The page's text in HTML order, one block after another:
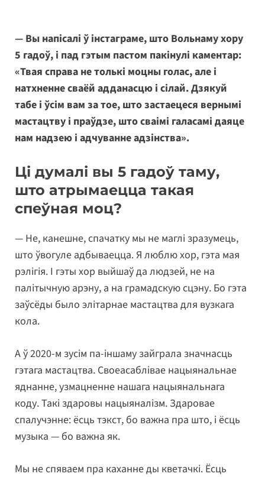
— Вы напісалі ў інстаграме, што Вольнаму хору
5 гадоў, і пад гэтым пастом пакінулі каментар:
«Твая справа не толькі моцны голас, але і
натхненне сваёй адданасцю і сілай. Дзякуй
табе і ўсім вам за тое, што застаецеся вернымі
мастацтву і праўдзе, што сваімі галасамі даяце
нам надзею і адчуванне адзінства».
Ці думалі вы 5 гадоў таму,
што атрымаецца такая
спеўная моц?
— Не, канешне, спачатку мы не маглі зразумець,
што ўвогуле адбываецца. Я люблю хор, гэта мая
рэлігія. І гэты хор выйшаў да людзей, не на
палітычную арэну, а на грамадскую сцэну. Бо гэта
заўсёды было элітарнае мастацтва для вузкага
кола.
А ў 2020-м зусім па-іншаму зайграла значнасць
гэтага мастацтва. Своеасаблівае нацыянальнае
яднанне, узмацненне нашага нацыянальнага
коду. Такі здаровы нацыяналізм. Здаровае
спалучэнне: ёсць тэкст, бо важна пра што, і ёсць
музыка — бо важна як.
Мы не спяваем пра каханне ды кветачкі. Ёсць